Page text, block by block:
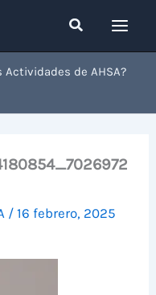
Buscar
de AHSA?
/16 febrero, 2025